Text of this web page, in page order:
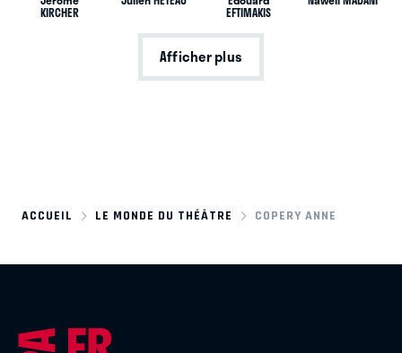
KIRCHER EFTIMAKIS
Afficher plus
ACCUEIL LE MONDE DU THÉÂTRE COPERY ANNE